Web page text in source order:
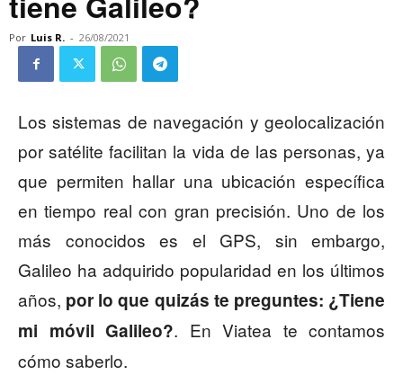
Por Luis R. - 26/08/2021
Los sistemas de navegación y geolocalización
por satélite facilitan la vida de las personas, ya
que permiten hallar una ubicación específica
en tiempo real con gran precisión. Uno de los
más conocidos es el GPS, sin embargo,
Galileo ha adquirido popularidad en los últimos
años, por lo que quizás te preguntes: ¿Tiene
mi móvil Galileo?. En Viatea te contamos
cómo saberlo.